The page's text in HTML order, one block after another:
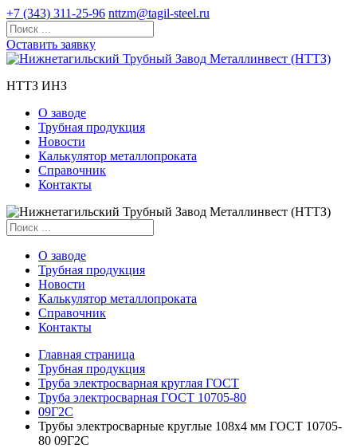
+7 (343) 311-25-96 nttzm@tagil-steel.ru
Оставить заявку
НТТЗ ИНЗ
О заводе
Трубная продукция
Новости
Калькулятор металлопроката
Справочник
Контакты
О заводе
Трубная продукция
Новости
Калькулятор металлопроката
Справочник
Контакты
Главная страница
Трубная продукция
Труба электросварная круглая ГОСТ
Труба электросварная ГОСТ 10705-80
09Г2С
Трубы электросварные круглые 108x4 мм ГОСТ 10705-
80 09Г2С